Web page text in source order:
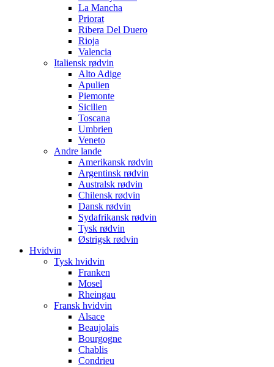
La Mancha
Priorat
Ribera Del Duero
Rioja
Valencia
Italiensk rødvin
Alto Adige
Apulien
Piemonte
Sicilien
Toscana
Umbrien
Veneto
Andre lande
Amerikansk rødvin
Argentinsk rødvin
Australsk rødvin
Chilensk rødvin
Dansk rødvin
Sydafrikansk rødvin
Tysk rødvin
Østrigsk rødvin
Hvidvin
Tysk hvidvin
Franken
Mosel
Rheingau
Fransk hvidvin
Alsace
Beaujolais
Bourgogne
Chablis
Condrieu